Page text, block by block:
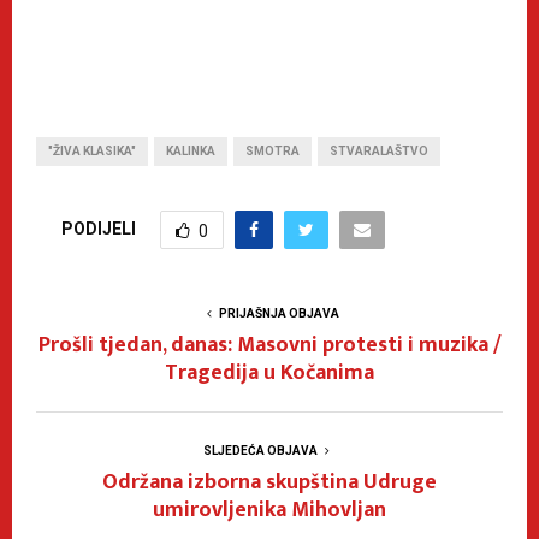
"ŽIVA KLASIKA" KALINKA SMOTRA STVARALAŠTVO
PODIJELI 0
PRIJAŠNJA OBJAVA
Prošli tjedan, danas: Masovni protesti i muzika /
Tragedija u Kočanima
SLJEDEĆA OBJAVA
Održana izborna skupština Udruge
umirovljenika Mihovljan